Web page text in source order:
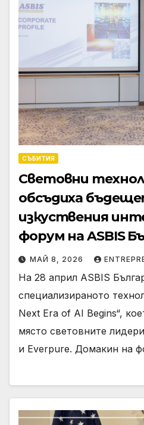
СЪБИТИЯ
Световни
обсъдиха
изкуствения
форум на ASBIS
МАЙ 8, 2026
На 28 април ASBIS
специализираното
Next Era of AI Begins“,
място световните
и Everpure. Домакин на